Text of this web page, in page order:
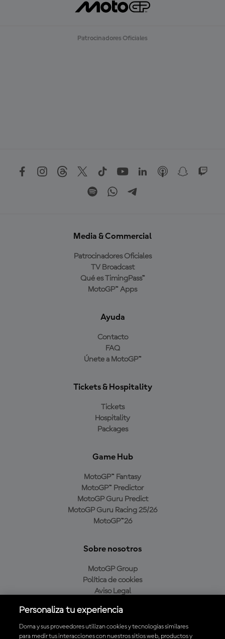
Patrocinadores Oficiales
Media & Commercial
Patrocinadores Oficiales
TV Broadcast
Qué es TimingPass™
MotoGP™ Apps
Ayuda
Contacto
FAQ
Únete a MotoGP™
Tickets & Hospitality
Tickets
Hospitality
Packages
Game Hub
MotoGP™ Fantasy
MotoGP™ Predictor
MotoGP Guru Predict
MotoGP Guru Racing 25/26
MotoGP™26
Sobre nosotros
MotoGP Group
Política de cookies
Aviso Legal
Política de compra
Personaliza tu experiencia
Dorna y sus proveedores utilizan cookies y tecnologías similares
para medir tus interacciones con nuestros sitios web, productos y